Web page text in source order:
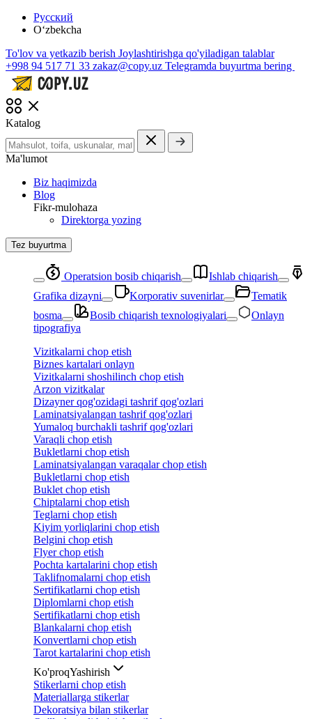
Русский
O‘zbekcha
To'lov va yetkazib berish Joylashtirishga qo'yiladigan talablar
+998 94 517 71 33 zakaz@copy.uz Telegramda buyurtma bering
Katalog
Ma'lumot
Biz haqimizda
Blog
Fikr-mulohaza
Direktorga yozing
Tez buyurtma
Operatsion bosib chiqarish
Ishlab chiqarish
Grafika dizayni
Korporativ suvenirlar
Tematik
bosma
Bosib chiqarish texnologiyalari
Onlayn
tipografiya
Vizitkalarni chop etish
Biznes kartalari onlayn
Vizitkalarni shoshilinch chop etish
Arzon vizitkalar
Dizayner qog'ozidagi tashrif qog'ozlari
Laminatsiyalangan tashrif qog'ozlari
Yumaloq burchakli tashrif qog'ozlari
Varaqli chop etish
Bukletlarni chop etish
Laminatsiyalangan varaqalar chop etish
Bukletlarni chop etish
Buklet chop etish
Chiptalarni chop etish
Teglarni chop etish
Kiyim yorliqlarini chop etish
Belgini chop etish
Flyer chop etish
Pochta kartalarini chop etish
Taklifnomalarni chop etish
Sertifikatlarni chop etish
Diplomlarni chop etish
Sertifikatlarni chop etish
Blankalarni chop etish
Konvertlarni chop etish
Tarot kartalarini chop etish
Ko'proqYashirish
Stikerlarni chop etish
Materiallarga stikerlar
Dekoratsiya bilan stikerlar